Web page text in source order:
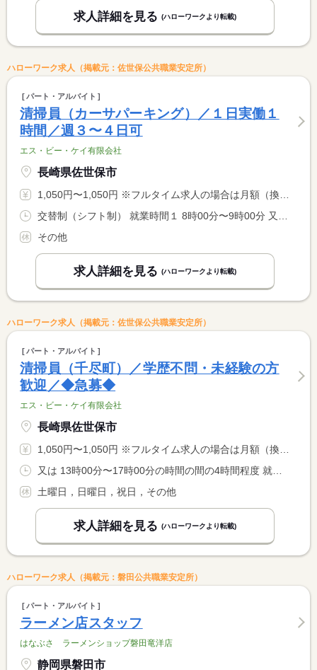
求人詳細を見る (ハローワークより転載)
ハローワーク求人（掲載元：佐世保公共職業安定所）
パート・アルバイト
清掃員（カーサパーキング）／１日実働１
時間／週３〜４日可
エス・ビー・ケイ有限会社
長崎県佐世保市
1,050円〜1,050円 ※フルタイム求人の場合は月額（換算額）、パート求人の場合は時間額を表示しています。
その他
求人詳細を見る (ハローワークより転載)
ハローワーク求人（掲載元：佐世保公共職業安定所）
パート・アルバイト
清掃員（千尽町）／学歴不問・未経験の方
歓迎／◆急募◆
エス・ビー・ケイ有限会社
長崎県佐世保市
1,050円〜1,050円 ※フルタイム求人の場合は月額（換算額）、パート求人の場合は時間額を表示しています。
土曜日，日曜日，祝日，その他
求人詳細を見る (ハローワークより転載)
ハローワーク求人（掲載元：磐田公共職業安定所）
パート・アルバイト
ラーメン店スタッフ
はなぶさ ラーメンショップ磐田竜洋店
静岡県磐田市